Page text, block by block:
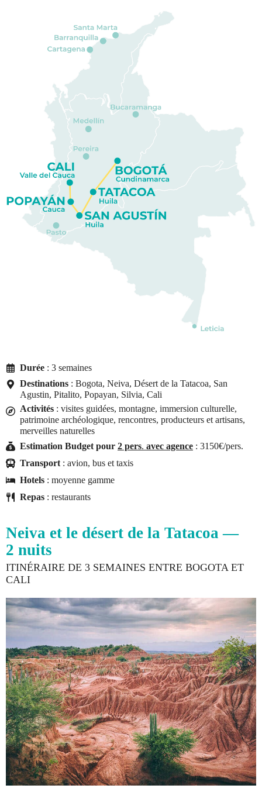
Durée : 3 semaines
Destinations : Bogota, Neiva, Désert de la Tatacoa, San
Agustin, Pitalito, Popayan, Silvia, Cali
Activités : visites guidées, montagne, immersion culturelle,
patrimoine archéologique, rencontres, producteurs et artisans,
merveilles naturelles
Estimation Budget pour 2 pers. avec agence : 3150€/pers.
Transport : avion, bus et taxis
Hotels : moyenne gamme
Repas : restaurants
Neiva et le désert de la Tatacoa —
2 nuits
ITINÉRAIRE DE 3 SEMAINES ENTRE BOGOTA ET
CALI